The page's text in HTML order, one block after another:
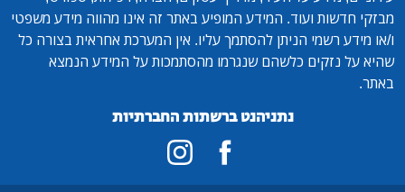
מבזקי חדשות ועוד. המידע המופיע באתר זה אינו מהווה מידע משפטי
ו/או מידע רשמי הניתן להסתמך עליו. אין המערכת אחראית בצורה כל
שהיא על נזקים כלשהם שנגרמו מהסתמכות על המידע הנמצא
באתר.
נתניהנט ברשתות החברתיות